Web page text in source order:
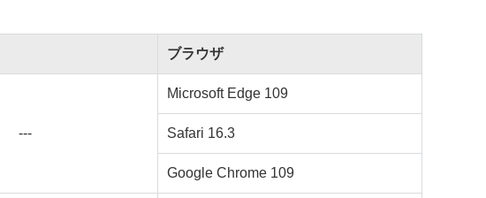
ブラウザ
---
Microsoft Edge 109
Safari 16.3
Google Chrome 109